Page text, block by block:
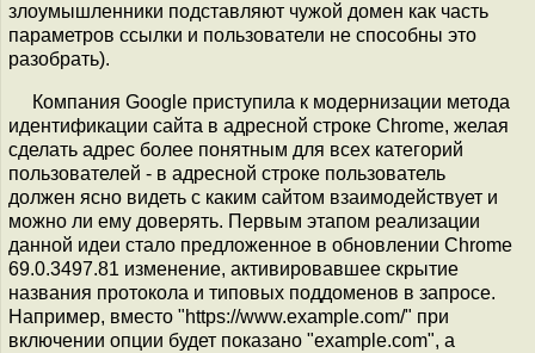
злоумышленники подставляют чужой домен как часть
параметров ссылки и пользователи не способны это
разобрать).
Компания Google приступила к модернизации метода
идентификации сайта в адресной строке Chrome, желая
сделать адрес более понятным для всех категорий
пользователей - в адресной строке пользователь
должен ясно видеть с каким сайтом взаимодействует и
можно ли ему доверять. Первым этапом реализации
данной идеи стало предложенное в обновлении Chrome
69.0.3497.81 изменение, активировавшее скрытие
названия протокола и типовых поддоменов в запросе.
Например, вместо "https://www.example.com/" при
включении опции будет показано "example.com", а